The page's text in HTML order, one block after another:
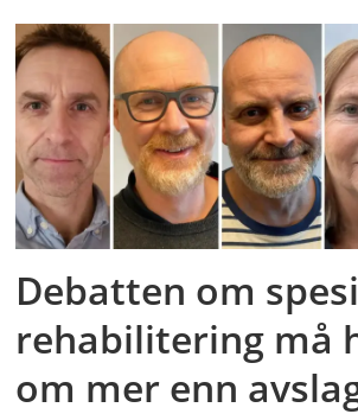
Debatten om
rehabilitering må
om mer enn